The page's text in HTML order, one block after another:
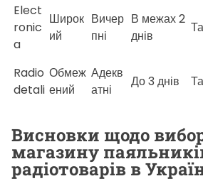
Elect
ronic
a
Широк
ий
Вичер
пні
В межах 2
днів
Radio
detali
Обмеж
ений
Адекв
атні
До 3 днів
Висновки щодо
магазину
радіотоварів в